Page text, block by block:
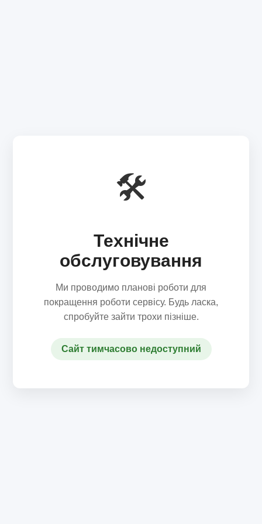
🛠️
Технічне
обслуговування
Ми проводимо планові роботи для
покращення роботи сервісу. Будь ласка,
спробуйте зайти трохи пізніше.
Сайт тимчасово недоступний